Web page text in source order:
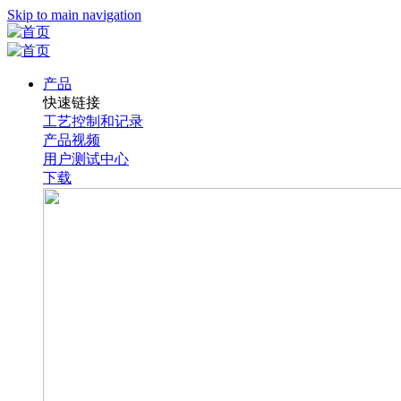
Skip to main navigation
产品
快速链接
工艺控制和记录
产品视频
用户测试中心
下载